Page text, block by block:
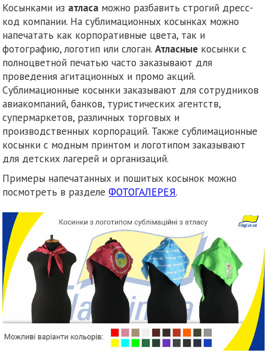
Косынками из атласа можно разбавить строгий дресс-
код компании. На сублимационных косынках можно
напечатать как корпоративные цвета, так и
фотографию, логотип или слоган.Атласные косынки с
полноцветной печатью часто заказывают для
проведения агитационных и промо акций.
Сублимационные косынки заказывают для сотрудников
авиакомпаний, банков, туристических агентств,
супермаркетов, различных торговых и
производственных корпораций. Также сублимационные
косынки с модным принтом и логотипом заказывают
для детских лагерей и организаций.
Примеры напечатанных и пошитых косынок можно
посмотреть в разделеФОТОГАЛЕРЕЯ.